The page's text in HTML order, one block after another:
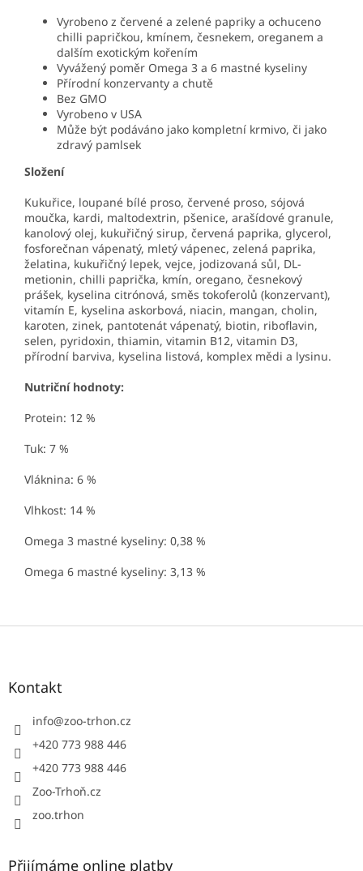
Vyrobeno z červené a zelené papriky a ochuceno
chilli papričkou, kmínem, česnekem, oreganem a
dalším exotickým kořením
Vyvážený poměr Omega 3 a 6 mastné kyseliny
Přírodní konzervanty a chutě
Bez GMO
Vyrobeno v USA
Může být podáváno jako kompletní krmivo, či jako
zdravý pamlsek
Složení
Kukuřice, loupané bílé proso, červené proso, sójová
moučka, kardi, maltodextrin, pšenice, arašídové granule,
kanolový olej, kukuřičný sirup, červená paprika, glycerol,
fosforečnan vápenatý, mletý vápenec, zelená paprika,
želatina, kukuřičný lepek, vejce, jodizovaná sůl, DL-
metionin, chilli paprička, kmín, oregano, česnekový
prášek, kyselina citrónová, směs tokoferolů (konzervant),
vitamín E, kyselina askorbová, niacin, mangan, cholin,
karoten, zinek, pantotenát vápenatý, biotin, riboflavin,
selen, pyridoxin, thiamin, vitamin B12, vitamin D3,
přírodní barviva, kyselina listová, komplex mědi a lysinu.
Nutriční hodnoty:
Protein: 12 %
Tuk: 7 %
Vláknina: 6 %
Vlhkost: 14 %
Omega 3 mastné kyseliny: 0,38 %
Omega 6 mastné kyseliny: 3,13 %
Z
Kontakt
info@zoo-trhon.cz
+420 773 988 446
+420 773 988 446
Zoo-Trhoň.cz
zoo.trhon
Přijímáme online platby